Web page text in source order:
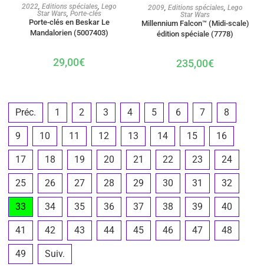
AJOUTER AU PANIER
2022, Editions spéciales, Lego
Star Wars, Porte-clés
Porte-clés en Beskar Le
Mandalorien (5007403)
29,00€
AJOUTER AU PANIER
2009 Editions spéciales, Lego
Star Wars
Millennium Falcon™ (Midi-scale)
édition spéciale (7778)
235,00€
Préc. 1 2 3 4 5 6 7 8
9 10 11 12 13 14 15 16
17 18 19 20 21 22 23 24
25 26 27 28 29 30 31 32
33 34 35 36 37 38 39 40
41 42 43 44 45 46 47 48
49 Suiv.